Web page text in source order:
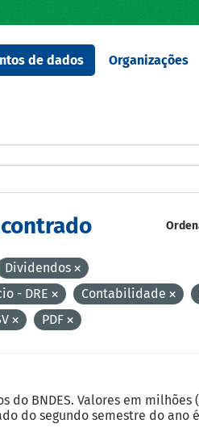
de dados Organizações
Dividendos
- DRE
Contabilidade
PDF
BNDES. Valores em milhões
do segundo semestre do ano